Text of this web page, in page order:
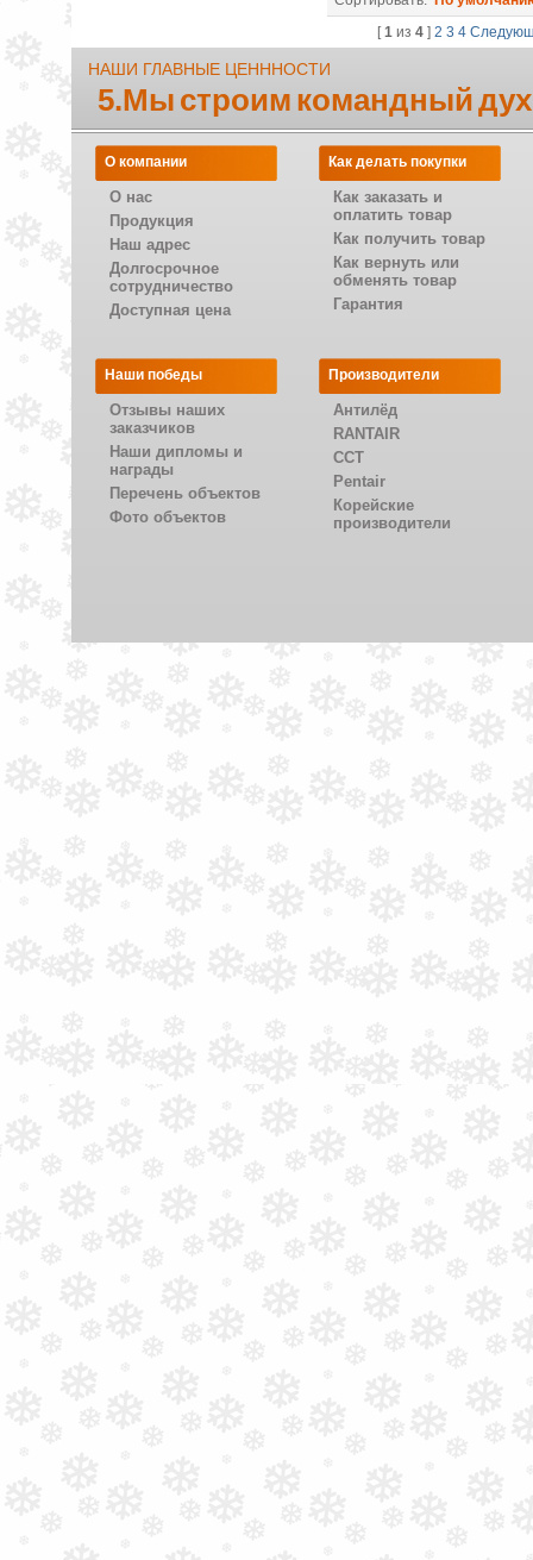
[1из 4] 2 3 4
НАШИ ГЛАВНЫЕ ЦЕНННОСТИ
5.Мы строим командный
О компании
О нас
Продукция
Наш адрес
Долгосрочное
сотрудничество
Доступная цена
Как делать покупки
Как заказать и
оплатить товар
Как получить товар
Как вернуть или
обменять товар
Гарантия
Наши победы
Отзывы наших
заказчиков
Наши дипломы и
награды
Перечень объектов
Фото объектов
Производители
Антилёд
RANTAIR
CCT
Pentair
Корейские
производители